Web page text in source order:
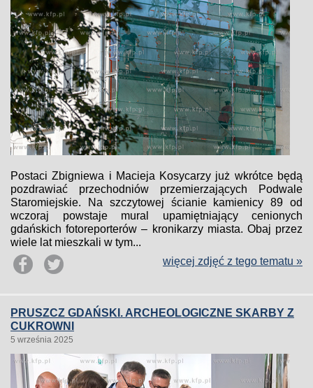
Postaci Zbigniewa i Macieja Kosycarzy już wkrótce będą
pozdrawiać przechodniów przemierzających Podwale
Staromiejskie. Na szczytowej ścianie kamienicy 89 od
wczoraj powstaje mural upamiętniający cenionych
gdańskich fotoreporterów – kronikarzy miasta. Obaj przez
wiele lat mieszkali w tym...
więcej zdjęć z tego tematu »
PRUSZCZ GDAŃSKI. ARCHEOLOGICZNE SKARBY Z
CUKROWNI
5 września 2025